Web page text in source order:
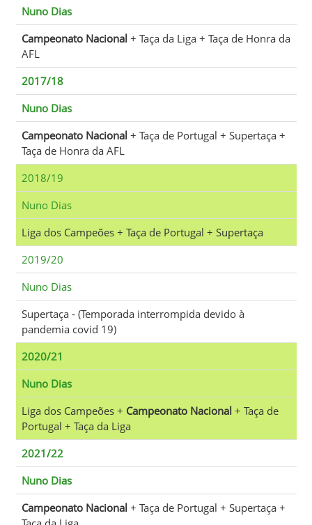
Nuno Dias
Campeonato Nacional+ Taça da Liga + Taça de Honra da
AFL
2017/18
Nuno Dias
Campeonato Nacional+ Taça de Portugal + Supertaça +
Taça de Honra da AFL
2018/19
Nuno Dias
Liga dos Campeões + Taça de Portugal + Supertaça
2019/20
Nuno Dias
Supertaça - (Temporada interrompida devido à
pandemia covid 19)
2020/21
Nuno Dias
Liga dos Campeões + Campeonato Nacional+ Taça de
Portugal + Taça da Liga
2021/22
Nuno Dias
Campeonato Nacional+ Taça de Portugal + Supertaça +